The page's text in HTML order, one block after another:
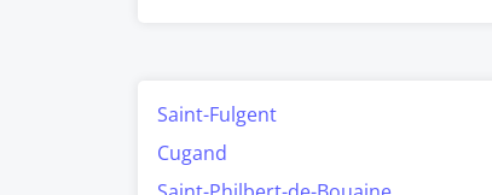
Saint-Fulgent
Cugand